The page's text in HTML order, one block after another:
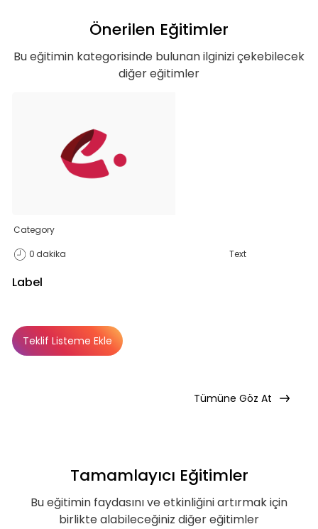
Önerilen Eğitimler
Bu eğitimin kategorisinde bulunan ilginizi çekebilecek
diğer eğitimler
Basic
Basic
Premium
Abonelik Dışı
Category
0 dakika Text
Label
Teklif Listeme Ekle
Tümüne Göz At
Tamamlayıcı Eğitimler
Bu eğitimin faydasını ve etkinliğini artırmak için
birlikte alabileceğiniz diğer eğitimler
Teklif listende 50
adet eğitime
ulaştın!
avantajlı bir şekilde erişebilirsin.